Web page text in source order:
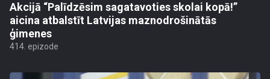
Akcijā “Palīdzēsim sagatavoties skolai kopā!”
aicina atbalstīt Latvijas maznodrošinātās
ģimenes
414. epizode